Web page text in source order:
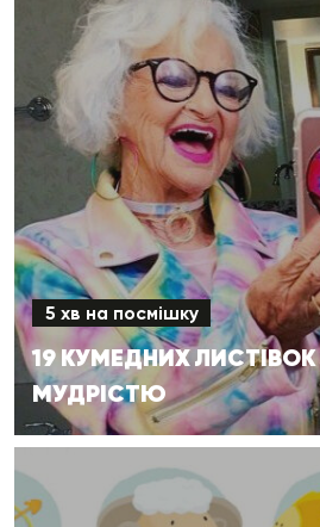
5 хв на посмішку
19 КУМЕДНИХ
МУДРІСТЮ